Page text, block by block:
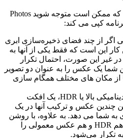
در اینجا دلایل اصلی وجود دارد که ممکن است متوجه شوید Photos
کپی می کند:
اگر از چند فضای ذخیره‌سازی ابری
کار این است که فقط یکی از آنها به
غیر این صورت، احتمال تکرار
شما یک عکس را به عنوان دو تصویر
از مکان های مختلف همگام سازی
ویژگی HDR : محدوده دینامیکی بالا یا HDR، یک افکت
چندین عکس و ترکیب آنها در یک
شما می دهد. به علاوه، با روشن
بودن HDR، آیفون شما هم HDR و هم عکس معمولی را
تکرار می‌شود.